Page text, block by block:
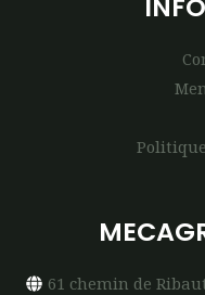
61 chemin de